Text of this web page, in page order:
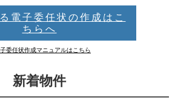
電子委任状の作成はこ
ちらへ
委任状作成マニュアルはこちら
新着物件